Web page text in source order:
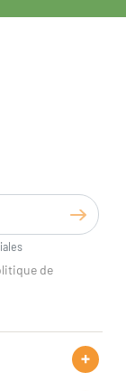
de